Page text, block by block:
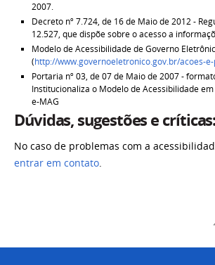
2007.
Decreto nº 7.724, de 16 de Maio de 2012 -
12.527, que dispõe sobre o acesso a
Modelo de Acessibilidade de Governo
(http://www.governoeletronico.gov.br/acoes-
Portaria nº 03, de 07 de Maio de 2007 -
Institucionaliza o Modelo de Acessibilidade
e-MAG
Dúvidas, sugestões e críticas:
No caso de problemas com a
entrar em contato.